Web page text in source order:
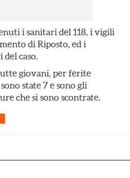
i sanitari del 118, i vigili
di Riposto, ed i
caso.
giovani, per ferite
state 7 e sono gli
che si sono scontrate.